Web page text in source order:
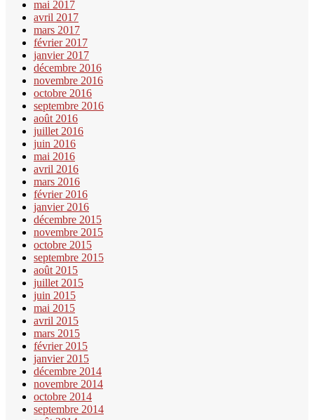
mai 2017
avril 2017
mars 2017
février 2017
janvier 2017
décembre 2016
novembre 2016
octobre 2016
septembre 2016
août 2016
juillet 2016
juin 2016
mai 2016
avril 2016
mars 2016
février 2016
janvier 2016
décembre 2015
novembre 2015
octobre 2015
septembre 2015
août 2015
juillet 2015
juin 2015
mai 2015
avril 2015
mars 2015
février 2015
janvier 2015
décembre 2014
novembre 2014
octobre 2014
septembre 2014